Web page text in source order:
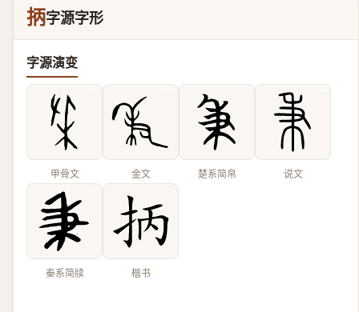
抦字源字形
字源演变
甲骨文 金文 楚系简帛 说文
秦系简牍 楷书